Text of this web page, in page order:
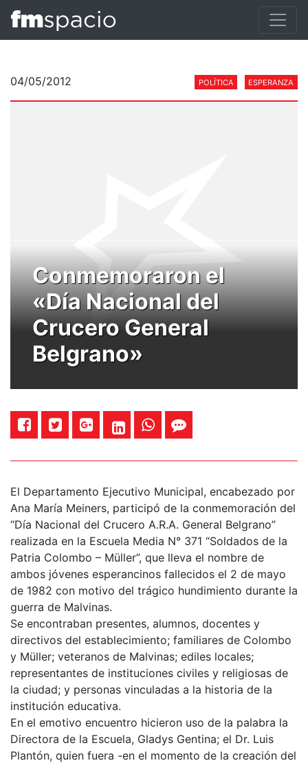
04/05/2012 POLÍTICA ESPERANZA
Conmemoraron el
«Día Nacional del
Crucero General
Belgrano»
El Departamento Ejecutivo Municipal, encabezado por
Ana María Meiners, participó de la conmemoración del
“Día Nacional del Crucero A.R.A. General Belgrano”
realizada en la Escuela Media N° 371 “Soldados de la
Patria Colombo – Müller”, que lleva el nombre de
ambos jóvenes esperancinos fallecidos el 2 de mayo
de 1982 con motivo del trágico hundimiento durante la
guerra de Malvinas.
Se encontraban presentes, alumnos, docentes y
directivos del establecimiento; familiares de Colombo
y Müller; veteranos de Malvinas; ediles locales;
representantes de instituciones civiles y religiosas de
la ciudad; y personas vinculadas a la historia de la
institución educativa.
En el emotivo encuentro hicieron uso de la palabra la
Directora de la Escuela, Gladys Gentina; el Dr. Luis
Plantón, quien fuera -en el momento de la creación del